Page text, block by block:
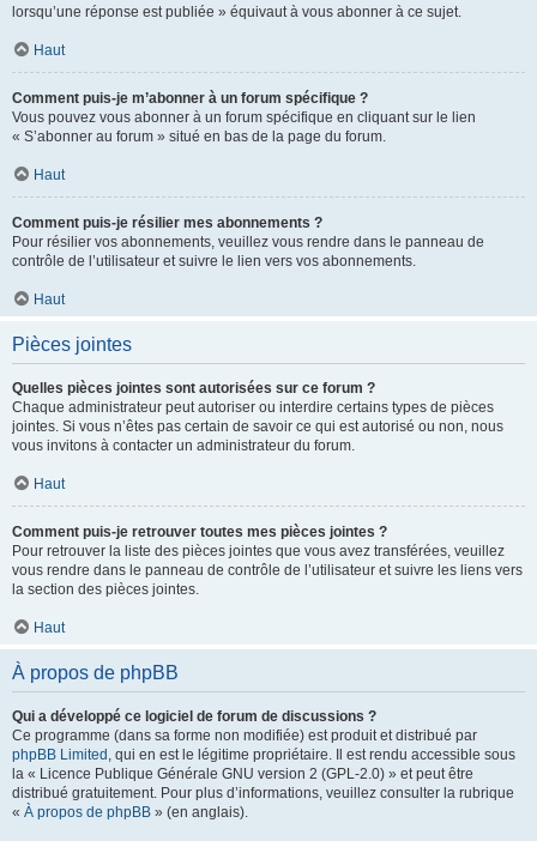
lorsqu’une réponse est publiée » équivaut à vous abonner à ce sujet.
Haut
Comment puis-je m’abonner à un forum spécifique ?
Vous pouvez vous abonner à un forum spécifique en cliquant sur le lien
« S’abonner au forum » situé en bas de la page du forum.
Haut
Comment puis-je résilier mes abonnements ?
Pour résilier vos abonnements, veuillez vous rendre dans le panneau de
contrôle de l’utilisateur et suivre le lien vers vos abonnements.
Haut
Pièces jointes
Quelles pièces jointes sont autorisées sur ce forum ?
Chaque administrateur peut autoriser ou interdire certains types de pièces
jointes. Si vous n’êtes pas certain de savoir ce qui est autorisé ou non, nous
vous invitons à contacter un administrateur du forum.
Haut
Comment puis-je retrouver toutes mes pièces jointes ?
Pour retrouver la liste des pièces jointes que vous avez transférées, veuillez
vous rendre dans le panneau de contrôle de l’utilisateur et suivre les liens vers
la section des pièces jointes.
Haut
À propos de phpBB
Qui a développé ce logiciel de forum de discussions ?
Ce programme (dans sa forme non modifiée) est produit et distribué par
phpBB Limited , qui en est le légitime propriétaire. Il est rendu accessible sous
la « Licence Publique Générale GNU version 2 (GPL-2.0) » et peut être
distribué gratuitement. Pour plus d’informations, veuillez consulter la rubrique
« À propos de phpBB » (en anglais).